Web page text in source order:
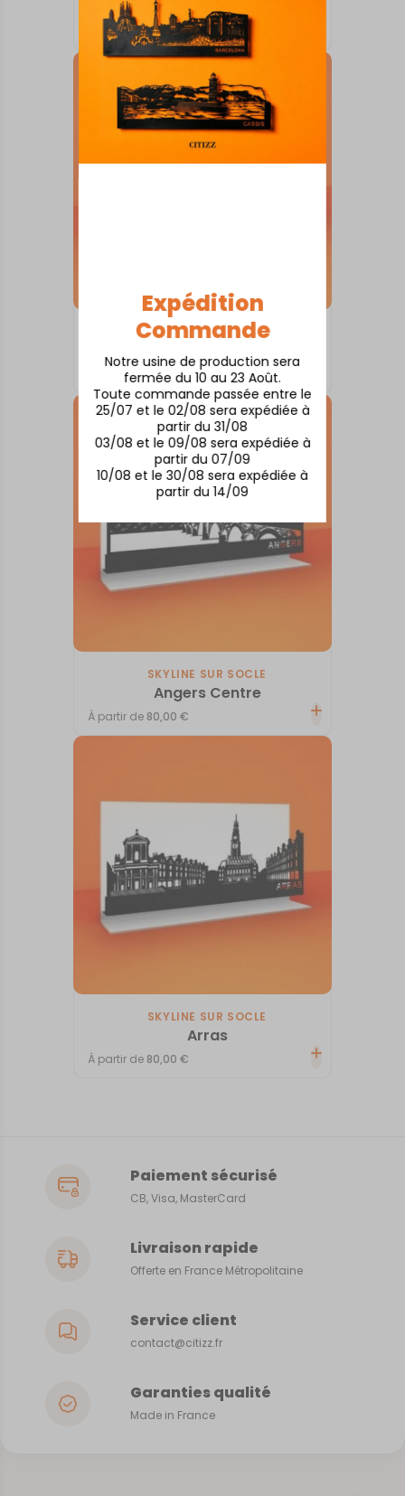
Expédition
Commande
Notre usine de production sera
fermée du 10 au 23 Août.
Toute commande passée entre le
25/07 et le 02/08 sera expédiée à
partir du 31/08
03/08 et le 09/08 sera expédiée à
partir du 07/09
10/08 et le 30/08 sera expédiée à
partir du 14/09
Alençon
À partir de80,00€
SKYLINE SUR SOCLE
À partir de80,00€
SKYLINE SUR SOCLE
Angers Centre
À partir de 80,00€
SKYLINE SUR SOCLE
Arras
À partir de 80,00€
Paiement sécurisé
CB, Visa, MasterCard
Livraison rapide
Offerte en France Métropolitaine
Service client
contact@citizz.fr
Garanties qualité
Made in France